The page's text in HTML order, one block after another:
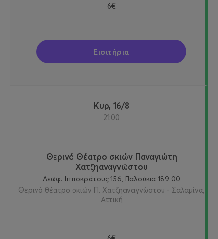
6€
Εισιτήρια
Κυρ, 16/8
21:00
Θερινό Θέατρο σκιών Παναγιώτη
Χατζηαναγνώστου
Λεωφ. Ιπποκράτους 156, Παλούκια 189 00
Θερινό θέατρο σκιών Π. Χατζηαναγνώστου - Σαλαμίνα,
Αττική